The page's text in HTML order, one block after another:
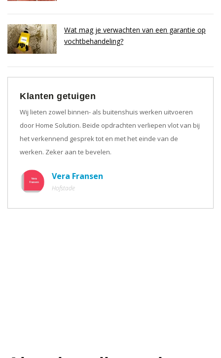
Wat mag je verwachten van een garantie op
vochtbehandeling?
Klanten getuigen
Wij lieten zowel binnen- als buitenshuis werken uitvoeren
door Home Solution. Beide opdrachten verliepen vlot van bij
het verkennend gesprek tot en met het einde van de
werken. Zeker aan te bevelen.
Vera Fransen
Hofstade